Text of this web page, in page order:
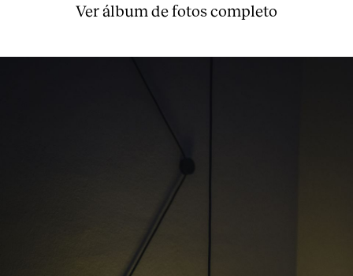
Ver álbum de fotos completo